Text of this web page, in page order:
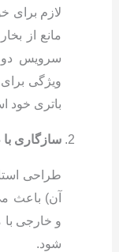
لازم برای
مانع از
سرویس
ویژگی
باتری خود
سازگاری
آن) باعث
و خارجی با
شود.